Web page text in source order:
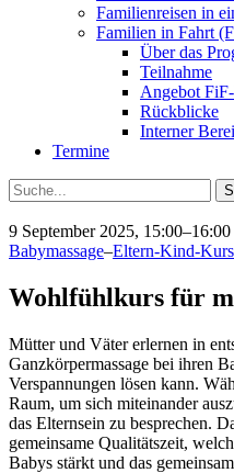
Familienreisen in
Familien in Fahrt
Über das
Teilnahme
Angebot
Rückblicke
Interner
Termine
Suche
9 September 2025, 15:00–16:00
Babymassage–Eltern-Kind-Kurs
Wohlfühlkurs für
Mütter und Väter erlernen in
Ganzkörpermassage bei ihren
Verspannungen lösen kann.
Raum, um sich miteinander
das Elternsein zu besprechen.
gemeinsame Qualitätszeit,
Babys stärkt und das